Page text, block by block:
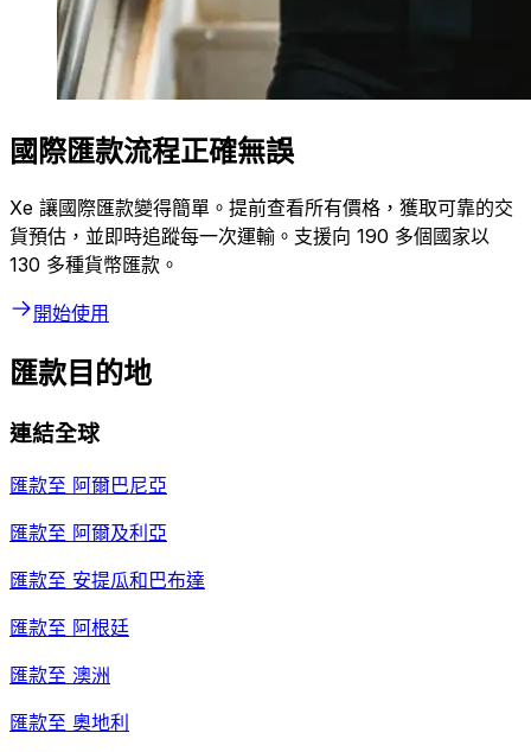
國際匯款流程正確無誤
Xe 讓國際匯款變得簡單。提前查看所有價格，獲取可靠的交
貨預估，並即時追蹤每一次運輸。支援向 190 多個國家以
130 多種貨幣匯款。
開始使用
匯款目的地
連結全球
匯款至 阿爾巴尼亞
匯款至 阿爾及利亞
匯款至 安提瓜和巴布達
匯款至 阿根廷
匯款至 澳洲
匯款至 奧地利